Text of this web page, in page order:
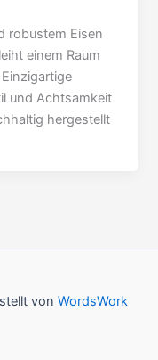
robustem Eisen
einem Raum
und Achtsamkeit
hergestellt
von WordsWork